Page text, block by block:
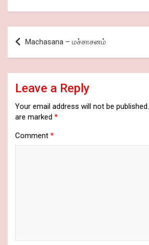
Post
navigation
Machasana – மச்சாசனம்
Leave a Reply
Your email address will not be published.
are marked *
Comment *